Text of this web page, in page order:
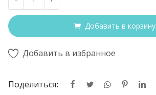
Добавить в корзину
Добавить в избранное
Поделиться: